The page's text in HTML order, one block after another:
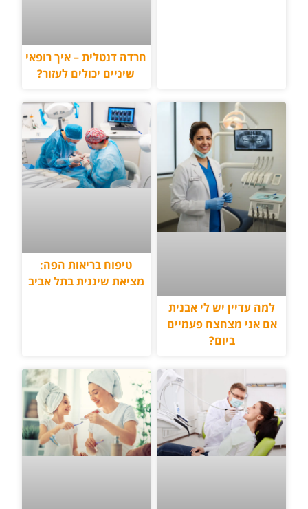
חרדה דנטלית – איך רופאי
שיניים יכולים לעזור?
למה עדיין יש לי אבנית
אם אני מצחצח פעמיים
ביום?
טיפוח בריאות הפה:
מציאת שיננית בתל אביב